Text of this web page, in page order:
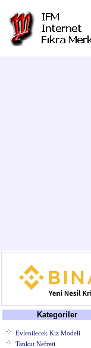
Kategoriler
Evlenilecek Kız Modeli
Tankut Nefreti